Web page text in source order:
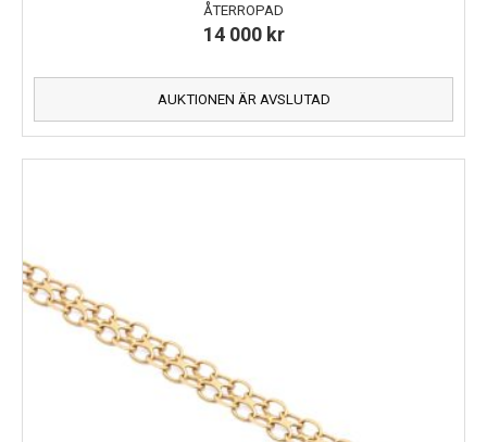
ÅTERROPAD
14 000 kr
AUKTIONEN ÄR AVSLUTAD